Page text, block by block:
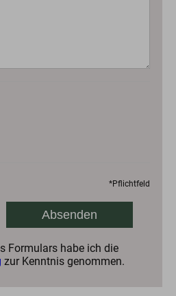
*Pflichtfeld
Formulars habe ich die
zur Kenntnis genommen.